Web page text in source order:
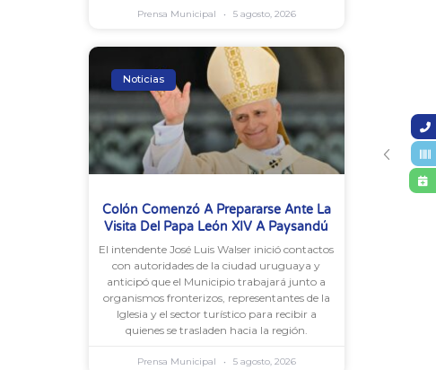
Prensa Municipal 5 agosto, 2026
Noticias
Colón Comenzó A Prepararse Ante La
Visita Del Papa León XIV A Paysandú
El intendente José Luis Walser inició contactos
con autoridades de la ciudad uruguaya y
anticipó que el Municipio trabajará junto a
organismos fronterizos, representantes de la
Iglesia y el sector turístico para recibir a
quienes se trasladen hacia la región.
Prensa Municipal 5 agosto, 2026